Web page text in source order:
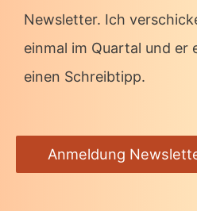
Newsletter. Ich
einmal im Quartal und er
einen Schreibtipp.
Anmeldung